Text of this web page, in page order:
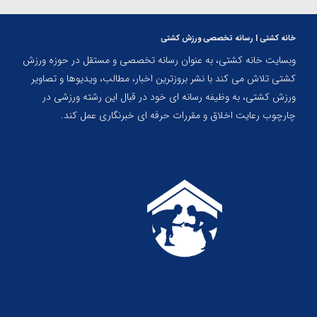
خانه کشتی | رسانه تخصصی ورزش کشتی
وبسایت خانه کشتی، به عنوان رسانه تخصصی و مستقل در حوزه ورزش
کشتی تلاش می کند با نشر بروزترین اخبار، مطالب، ویدیوها و تصاویر
ورزش کشتی، به وظیفه رسانه ای خود در قبال این رشته ورزشی در
چارچوب رعایت اخلاق و مقررات حرفه ای خبرنگاری عمل کند.